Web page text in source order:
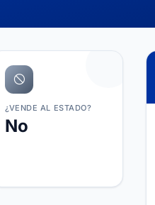
¿VENDE AL ESTADO?
No